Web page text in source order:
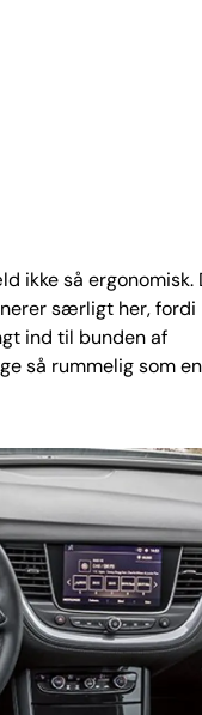
ikke så ergonomisk.
særligt her, fordi
ind til bunden af
så rummelig som en